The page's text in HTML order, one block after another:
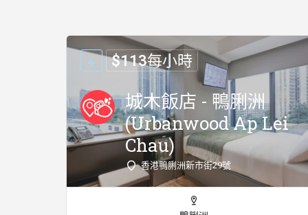
城木飯店 - 鴨脷洲
(Urbanwood Ap Lei
Chau)
香港鴨脷洲新市街29號
$113每小時